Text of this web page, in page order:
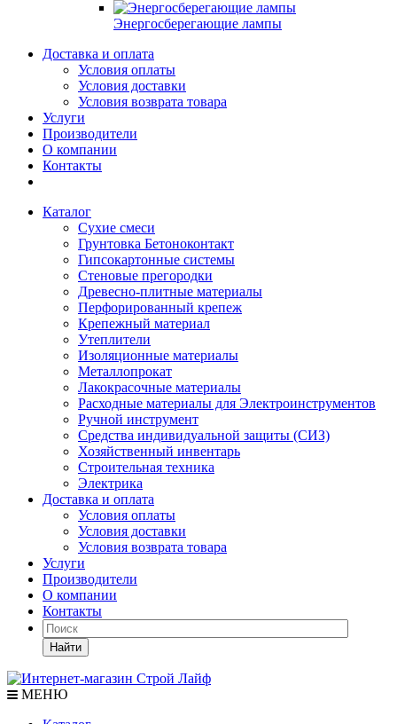
Энергосберегающие лампы
Доставка и оплата
Условия оплаты
Условия доставки
Условия возврата товара
Услуги
Производители
О компании
Контакты
Каталог
Сухие смеси
Грунтовка Бетоноконтакт
Гипсокартонные системы
Стеновые прегородки
Древесно-плитные материалы
Перфорированный крепеж
Крепежный материал
Утеплители
Изоляционные материалы
Металлопрокат
Лакокрасочные материалы
Расходные материалы для Электроинструментов
Ручной инструмент
Средства индивидуальной защиты (СИЗ)
Хозяйственный инвентарь
Строительная техника
Электрика
Доставка и оплата
Условия оплаты
Условия доставки
Условия возврата товара
Услуги
Производители
О компании
Контакты
Найти
МЕНЮ